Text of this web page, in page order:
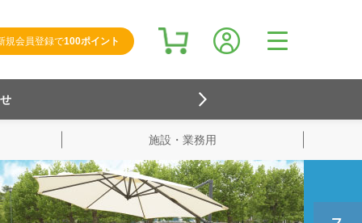
規会員登録で100ポイント
検索
施設・業務用